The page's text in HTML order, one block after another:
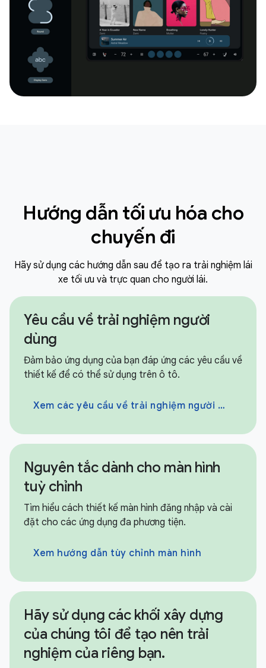
Hướng dẫn tối ưu hóa cho
chuyến đi
Hãy sử dụng các hướng dẫn sau để tạo ra trải nghiệm lái
xe tối ưu và trực quan cho người lái.
Yêu cầu về trải nghiệm người
dùng
Đảm bảo ứng dụng của bạn đáp ứng các yêu cầu về
thiết kế để có thể sử dụng trên ô tô.
Xem các yêu cầu về trải nghiệm người dùng
Nguyên tắc dành cho màn hình
tuỳ chỉnh
Tìm hiểu cách thiết kế màn hình đăng nhập và cài
đặt cho các ứng dụng đa phương tiện.
Xem hướng dẫn tùy chỉnh màn hình
Hãy sử dụng các khối xây dựng
của chúng tôi để tạo nên trải
nghiệm của riêng bạn.